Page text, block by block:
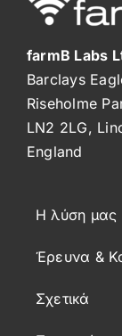
farmB Labs
Barclays
Riseholme
LN2 2LG,
England
Η λύση μας
Έρευνα &
Σχετικά